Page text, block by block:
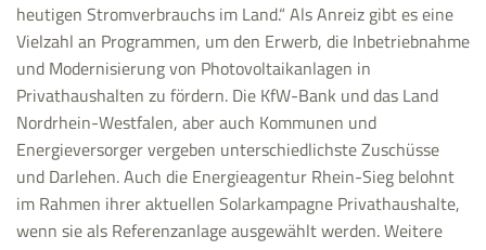
heutigen Stromverbrauchs im Land.“ Als Anreiz gibt es eine
Vielzahl an Programmen, um den Erwerb, die Inbetriebnahme
und Modernisierung von Photovoltaikanlagen in
Privathaushalten zu fördern. Die KfW-Bank und das Land
Nordrhein-Westfalen, aber auch Kommunen und
Energieversorger vergeben unterschiedlichste Zuschüsse
und Darlehen. Auch die Energieagentur Rhein-Sieg belohnt
im Rahmen ihrer aktuellen Solarkampagne Privathaushalte,
wenn sie als Referenzanlage ausgewählt werden. Weitere